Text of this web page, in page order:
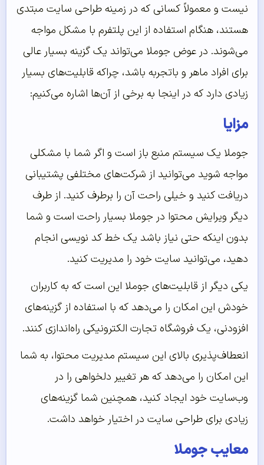
نیست و معمولاً کسانی که در زمینه طراحی سایت مبتدی
هستند، هنگام استفاده از این پلتفرم با مشکل مواجه
می‌شوند. در عوض جوملا می‌تواند یک گزینه بسیار عالی
برای افراد ماهر و باتجربه باشد، چراکه قابلیت‌های بسیار
زیادی دارد که در اینجا به برخی از آن‌ها اشاره می‌کنیم:
مزایا
جوملا یک سیستم منبع باز است و اگر شما با مشکلی
مواجه شوید می‌توانید از شرکت‌های مختلفی پشتیبانی
دریافت کنید و خیلی راحت آن را برطرف کنید. از طرف
دیگر ویرایش محتوا در جوملا بسیار راحت است و شما
بدون اینکه حتی نیاز باشد یک خط کد نویسی انجام
دهید، می‌توانید سایت خود را مدیریت کنید.
یکی دیگر از قابلیت‌های جوملا این است که به کاربران
خودش این امکان را می‌دهد که با استفاده از گزینه‌های
افزودنی، یک فروشگاه تجارت الکترونیکی راه‌اندازی کنند.
انعطاف‌پذیری بالای این سیستم مدیریت محتوا، به شما
این امکان را می‌دهد که هر تغییر دلخواهی را در
وب‌سایت خود ایجاد کنید، همچنین شما گزینه‌های
زیادی برای طراحی سایت در اختیار خواهد داشت.
معایب جوملا